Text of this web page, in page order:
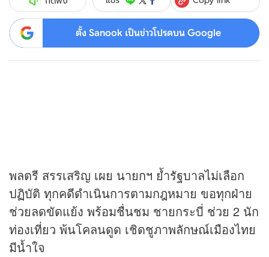
ตั้ง Sanook เป็นข่าวโปรดบน Google
พลตรี สรรเสริญ เผย นายกฯ ย้ำรัฐบาลไม่เลือก
ปฏิบัติ ทุกคดีดำเนินการตามกฎหมาย ขอทุกฝ่าย
ช่วยลดขัดแย้ง พร้อมชื่นชม ชายกระบี่ ช่วย 2 นัก
ท่องเที่ยว พ้นโคลนดูด เชิดชูภาพลักษณ์เมืองไทย
มีน้ำใจ